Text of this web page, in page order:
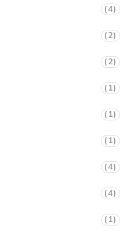
(4)
(2)
(2)
(1)
(1)
(1)
(4)
(4)
(1)